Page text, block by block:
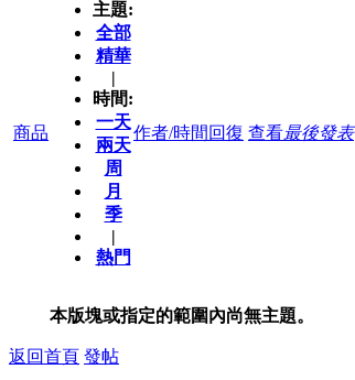
商品
主題:
全部
精華
|
時間:
一天
兩天
周
月
季
|
熱門
作者/時間 回復 查看最後發表
本版塊或指定的範圍內尚無主題。
返回首頁 發帖